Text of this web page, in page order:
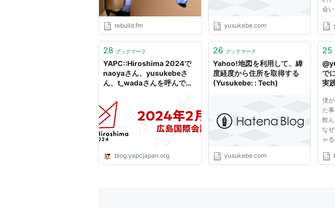
rebuild.fm yusukebe.com
会
り
ま
メ
ラ
28 ブックマーク
YAPC::Hiroshima 2024で
naoyaさん、yusukebeさ
ん、t_wadaさんを呼んで懐
やります！ - YAPC::Japan
運営ブログ
blog.yapcjapan.org
26 ブックマーク
Yahoo!地図を利用して、緯
度経度から住所を取得する
(Yusukebe: : Tech)
yusukebe.com
25
で
実
僕
た
飲
な
ゃ
そ
な